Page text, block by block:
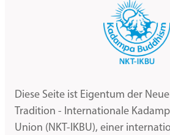
Diese Seite ist Eigentum der
Tradition - Internationale
Union (NKT-IKBU), einer